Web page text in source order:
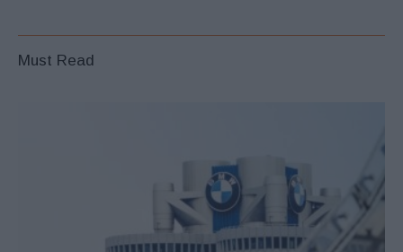
Must Read